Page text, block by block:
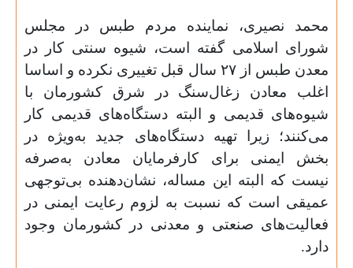
محمد نصیری، نماینده مردم طبس در مجلس
شورای اسلامی گفته است، شیوه سنتی کار در
معدن طبس از۲۷ سال قبل تغییری نکرده و اساسا
اغلب معادن زغال‌سنگ در شرق کشورمان با
شیوه‌های قدیمی و البته دستگاه‌های قدیمی کار
می‌کنند؛ زیرا تهیه دستگاه‌های جدید به‌ویژه در
بخش ایمنی برای کارفرمایان معادن به‌صرفه
نیست که البته این مساله، نشان‌دهنده بی‌توجهی
عمیقی است که نسبت به لزوم رعایت ایمنی در
فعالیت‌های صنعتی و معدنی در کشورمان وجود
دارد.